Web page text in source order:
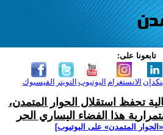
تابعونا على:
الفيسبوك التويتر اليوتيوب الانستغرام
تحفظ استقلال الحوار المتمدن،
هذا الفضاء اليساري الحر
المتمدن» على اليوتيوب]